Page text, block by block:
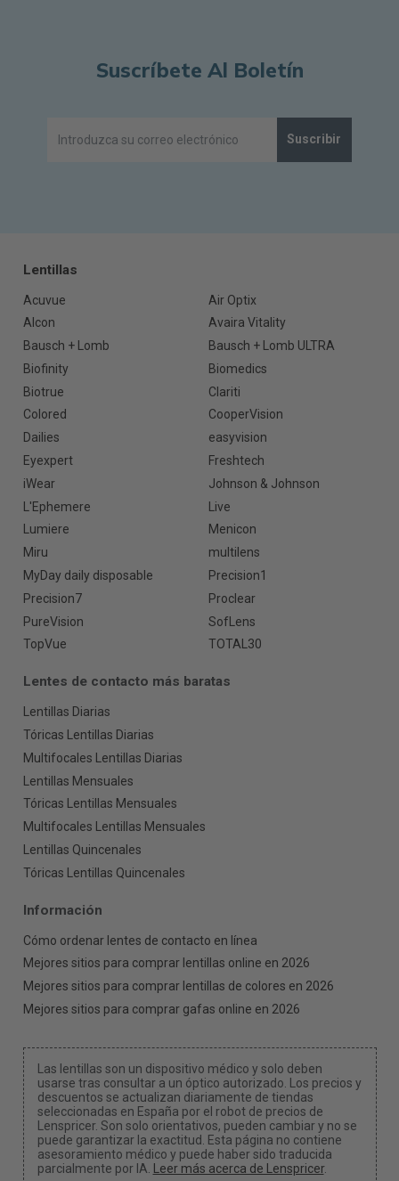
Suscríbete Al Boletín
Suscribir
Lentillas
Acuvue
Air Optix
Alcon
Avaira Vitality
Bausch + Lomb
Bausch + Lomb ULTRA
Biofinity
Biomedics
Biotrue
Clariti
Colored
CooperVision
Dailies
easyvision
Eyexpert
Freshtech
iWear
Johnson & Johnson
L'Ephemere
Live
Lumiere
Menicon
Miru
multilens
MyDay daily disposable
Precision1
Precision7
Proclear
PureVision
SofLens
TopVue
TOTAL30
Lentes de contacto más baratas
Lentillas Diarias
Tóricas Lentillas Diarias
Multifocales Lentillas Diarias
Lentillas Mensuales
Tóricas Lentillas Mensuales
Multifocales Lentillas Mensuales
Lentillas Quincenales
Tóricas Lentillas Quincenales
Información
Cómo ordenar lentes de contacto en línea
Mejores sitios para comprar lentillas online en 2026
Mejores sitios para comprar lentillas de colores en 2026
Mejores sitios para comprar gafas online en 2026
Las lentillas son un dispositivo médico y solo deben
usarse tras consultar a un óptico autorizado. Los precios y
descuentos se actualizan diariamente de tiendas
seleccionadas en España por el robot de precios de
Lenspricer. Son solo orientativos, pueden cambiar y no se
puede garantizar la exactitud. Esta página no contiene
asesoramiento médico y puede haber sido traducida
parcialmente por IA.
Leer más acerca de Lenspricer.